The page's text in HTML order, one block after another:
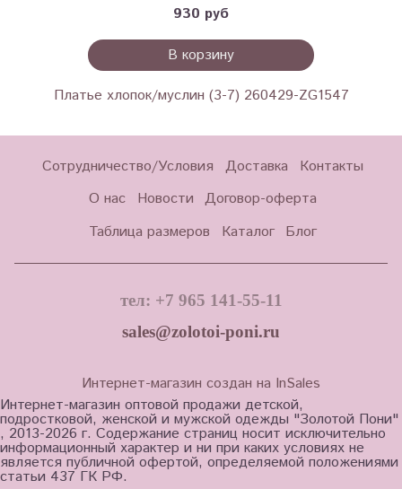
930 руб
В корзину
Платье хлопок/муслин (3-7) 260429-ZG1547
Сотрудничество/Условия Доставка
Контакты
О нас
Новости Договор-оферта
Таблица размеров
Каталог Блог
тел: +7 965 141-55-11
sales@zolotoi-poni.ru
Интернет-магазин создан на InSales
Интернет-магазин оптовой продажи детской,
подростковой, женской и мужской одежды "Золотой Пони"
, 2013-2026 г. Содержание страниц носит исключительно
информационный характер и ни при каких условиях не
является публичной офертой, определяемой положениями
статьи 437 ГК РФ.